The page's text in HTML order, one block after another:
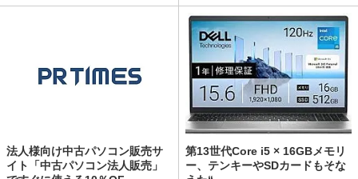
法人様向け中古パソコン販売サ
イト「中古パソコン法人販売」
第13世代Core i5 × 16GBメモリ
ー、テンキーやSDカードもそな